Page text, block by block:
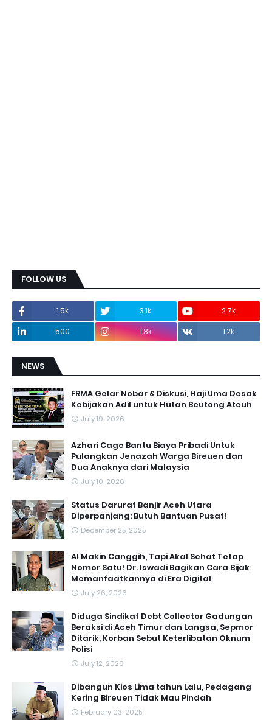
FOLLOW US
1.5k 3.1k
2.7k
500
1.8k 1.2k
NEWS
FRMA Gelar Nobar & Diskusi, Haji Uma Desak
Kebijakan Adil untuk Hutan Beutong Ateuh
July 19, 2026
Azhari Cage Bantu Biaya Pribadi Untuk
Pulangkan Jenazah Warga Bireuen dan
Dua Anaknya dari Malaysia
July 10, 2026
Status Darurat Banjir Aceh Utara
Diperpanjang: Butuh Bantuan Pusat!
December 25, 2025
AI Makin Canggih, Tapi Akal Sehat Tetap
Nomor Satu! Dr. Iswadi Bagikan Cara Bijak
Memanfaatkannya di Era Digital
July 26, 2026
Diduga Sindikat Debt Collector Gadungan
Beraksi di Aceh Timur dan Langsa, Sepmor
Ditarik, Korban Sebut Keterlibatan Oknum
Polisi
July 12, 2026
Dibangun Kios Lima tahun Lalu, Pedagang
Kering Bireuen Tidak Mau Pindah
February 03, 2025